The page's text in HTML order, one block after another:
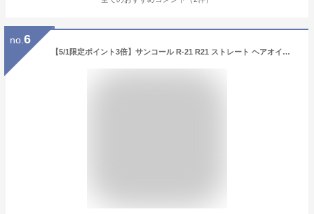
no. 6
【5/1限定ポイント3倍】サンコール R-21 R21 ストレート ヘアオイル モイスト 100mL / 美容室 サロン専売品 美容院 ヘアケア スタイリング剤 つや うるおい 天然成分 まとまり